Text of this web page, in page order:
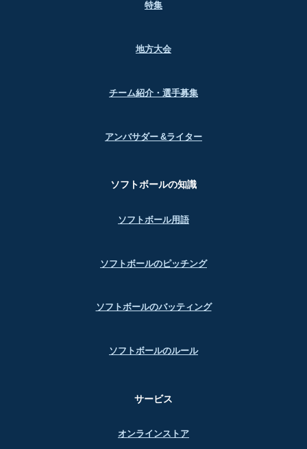
特集
地方大会
チーム紹介・選手募集
アンバサダー &ライター
ソフトボールの知識
ソフトボール用語
ソフトボールのピッチング
ソフトボールのバッティング
ソフトボールのルール
サービス
オンラインストア